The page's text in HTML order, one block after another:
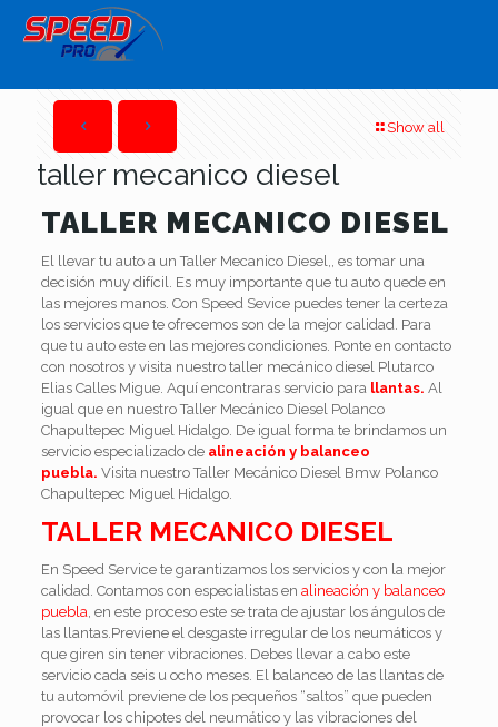
Show all
taller mecanico diesel
TALLER MECANICO DIESEL
El llevar tu auto a un Taller Mecanico Diesel,, es tomar una
decisión muy difícil. Es muy importante que tu auto quede en
las mejores manos. Con Speed Sevice puedes tener la certeza
los servicios que te ofrecemos son de la mejor calidad. Para
que tu auto este en las mejores condiciones. Ponte en contacto
con nosotros y visita nuestro taller mecánico diesel Plutarco
Elias Calles Migue. Aquí encontraras servicio para llantas. Al
igual que en nuestro Taller Mecánico Diesel Polanco
Chapultepec Miguel Hidalgo. De igual forma te brindamos un
servicio especializado de alineación y balanceo
puebla. Visita nuestro Taller Mecánico Diesel Bmw Polanco
Chapultepec Miguel Hidalgo.
TALLER MECANICO DIESEL
En Speed Service te garantizamos los servicios y con la mejor
calidad. Contamos con especialistas en alineación y balanceo
puebla, en este proceso este se trata de ajustar los ángulos de
las llantas.Previene el desgaste irregular de los neumáticos y
que giren sin tener vibraciones. Debes llevar a cabo este
servicio cada seis u ocho meses. El balanceo de las llantas de
tu automóvil previene de los pequeños “saltos” que pueden
provocar los chipotes del neumático y las vibraciones del